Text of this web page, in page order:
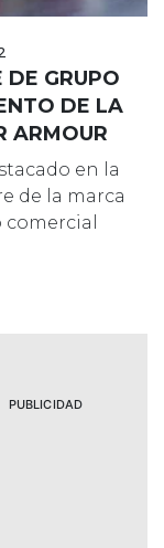
GRUPO
DE LA
ARMOUR
en la
de la marca
PUBLICIDAD